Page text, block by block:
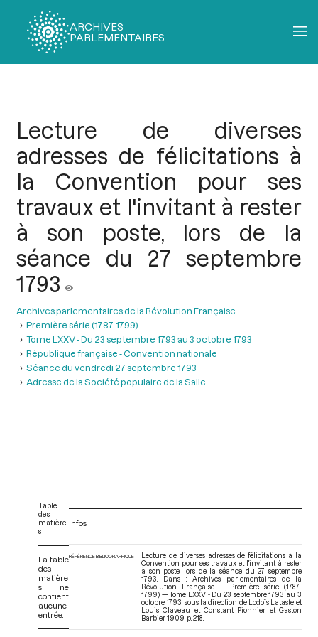
ARCHIVES
PARLEMENTAIRES
Lecture de diverses
adresses de félicitations à
la Convention pour ses
travaux et l'invitant à rester
à son poste, lors de la
séance du 27 septembre
1793
Archives parlementaires de la Révolution Française
Première série (1787-1799)
Tome LXXV - Du 23 septembre 1793 au 3 octobre 1793
République française - Convention nationale
Séance du vendredi 27 septembre 1793
Adresse de la Société populaire de la Salle
Table
des
matière
s
La table
des
matière
s ne
contient
aucune
entrée.
Infos
RÉFÉRENCE BIBLIOGRAPHIQUE
Lecture de diverses adresses de félicitations à la
Convention pour ses travaux et l'invitant à rester
à son poste, lors de la séance du 27 septembre
1793. Dans : Archives parlementaires de la
Révolution Française — Première série (1787-
1799) — Tome LXXV - Du 23 septembre 1793 au 3
octobre 1793 , sous la direction de Lodoïs Lataste et
Louis Claveau et Constant Pionnier et Gaston
Barbier. 1909. p. 218.